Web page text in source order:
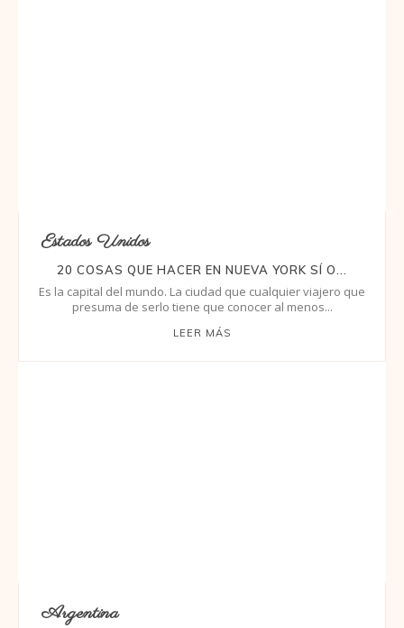
Estados Unidos
20 COSAS QUE HACER EN NUEVA YORK SÍ O...
Es la capital del mundo. La ciudad que cualquier viajero que
presuma de serlo tiene que conocer al menos...
LEER MÁS
Argentina